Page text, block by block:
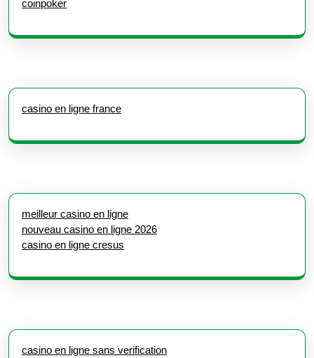
coinpoker
casino en ligne france
meilleur casino en ligne
nouveau casino en ligne 2026
casino en ligne cresus
casino en ligne sans verification